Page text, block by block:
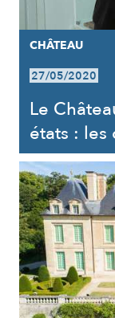
CHÂTEAU
27/05/2020
Le
états : les